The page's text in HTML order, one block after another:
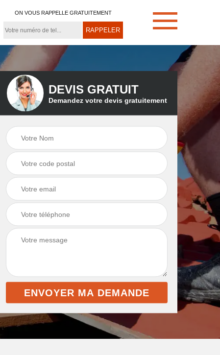
ON VOUS RAPPELLE GRATUITEMENT
Démoussage de
toiture 21
Couvreur zingueur
21
DEVIS GRATUIT
Demandez votre devis gratuitement